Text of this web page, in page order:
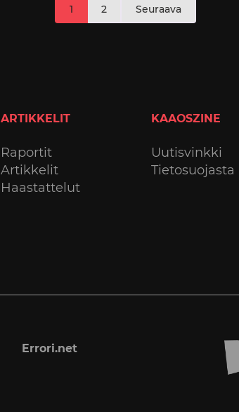
sivutus
1 2 Seuraava
ARTIKKELIT
Raportit
Artikkelit
Haastattelut
KAAOSZINE
Uutisvinkki
Tietosuojasta
Errori.net